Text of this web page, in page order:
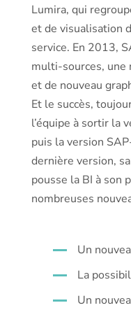
Lumira, qui
et de visualisation
service. En 2013,
multi-sources, une
et de nouveau
Et le succès,
l’équipe à sortir la
puis la version
dernière version,
pousse la BI à son
nombreuses
Un
La
Un